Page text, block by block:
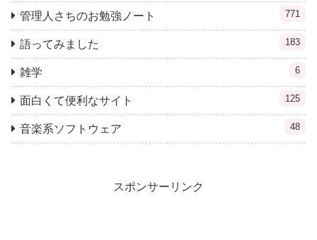
管理人さちのお勉強ノート 771
語ってみました 183
雑学 6
面白くて便利なサイト 125
音楽系ソフトウェア 48
スポンサーリンク